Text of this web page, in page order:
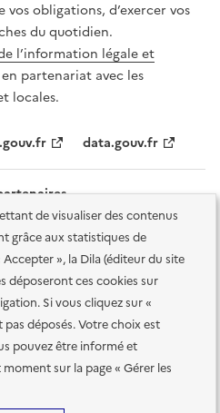
de visualiser des contenus
grâce aux statistiques de
», la Dila (éditeur du site
déposeront ces cookies sur
Si vous cliquez sur «
pas déposés. Votre choix est
pouvez être informé et
sur la page « Gérer les
obligations, d’exercer vos
du quotidien.
l’information légale et
partenariat avec les
locales.
data.gouv.fr
conforme
Accessibilité des
Données personnelles et sécurité
Gestion des cookies